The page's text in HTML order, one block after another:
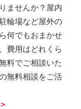
ませんか？屋内
輪場など屋外の
何でもおまかせ
費用はどれくら
料でご相談いた
無料相談をご活